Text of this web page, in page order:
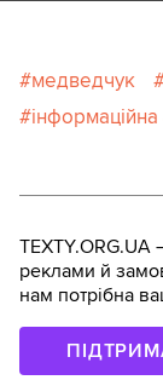
медведчук
інформаційна
реклами й
нам потрібна